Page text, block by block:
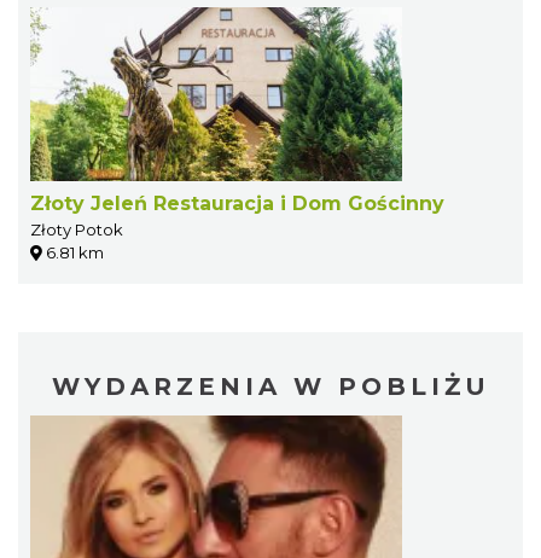
Złoty Jeleń Restauracja i Dom Gościnny
Złoty Potok
6.81 km
WYDARZENIA W POBLIŻU